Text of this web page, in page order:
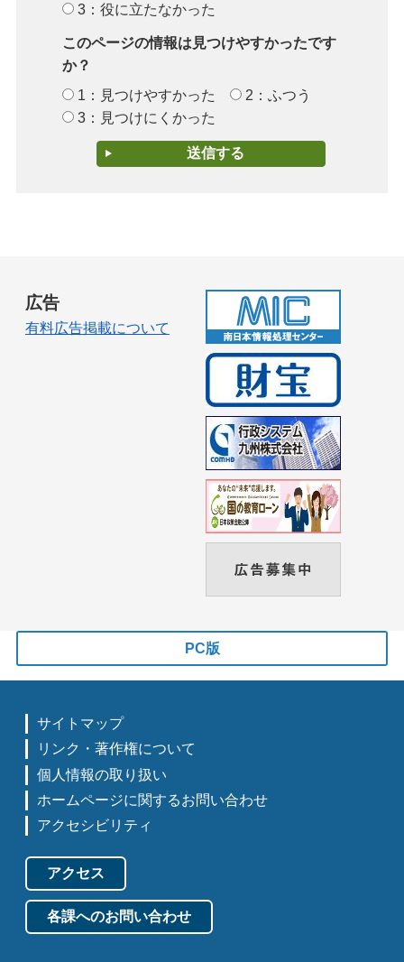
3：役に立たなかった
このページの情報は見つけやすかったです
か？
1：見つけやすかった
2：ふつう
3：見つけにくかった
広告
有料広告掲載について
PC版
サイトマップ
リンク・著作権について
個人情報の取り扱い
ホームページに関するお問い合わせ
アクセシビリティ
アクセス
各課へのお問い合わせ